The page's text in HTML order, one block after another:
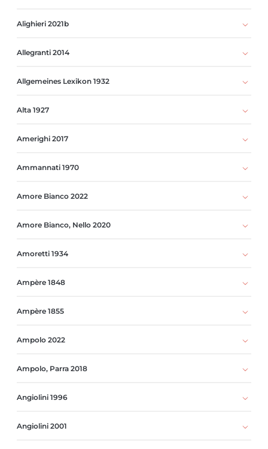
Alighieri 2021b
Allegranti 2014
Allgemeines Lexikon 1932
Alta 1927
Amerighi 2017
Ammannati 1970
Amore Bianco 2022
Amore Bianco, Nello 2020
Amoretti 1934
Ampère 1848
Ampère 1855
Ampolo 2022
Ampolo, Parra 2018
Angiolini 1996
Angiolini 2001